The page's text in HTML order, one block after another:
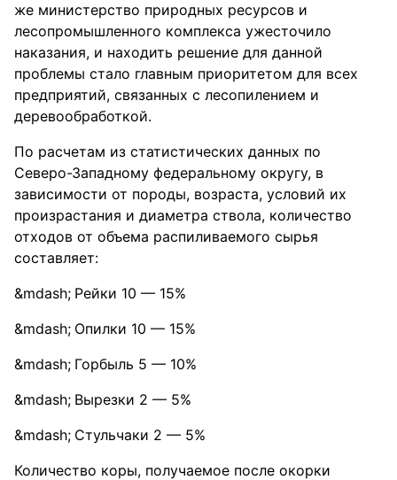
же министерство природных ресурсов и
лесопромышленного комплекса ужесточило
наказания, и находить решение для данной
проблемы стало главным приоритетом для всех
предприятий, связанных с лесопилением и
деревообработкой.
По расчетам из статистических данных по
Северо-Западному федеральному округу, в
зависимости от породы, возраста, условий их
произрастания и диаметра ствола, количество
отходов от объема распиливаемого сырья
составляет:
Рейки 10 — 15%
Опилки 10 — 15%
Горбыль 5 — 10%
Вырезки 2 — 5%
Стульчаки 2 — 5%
Количество коры, получаемое после окорки